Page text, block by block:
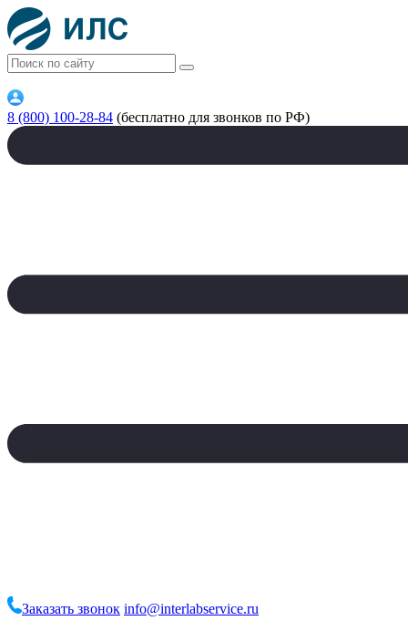
8 (800) 100-28-84 (бесплатно для звонков по РФ)
Заказать звонок info@interlabservice.ru